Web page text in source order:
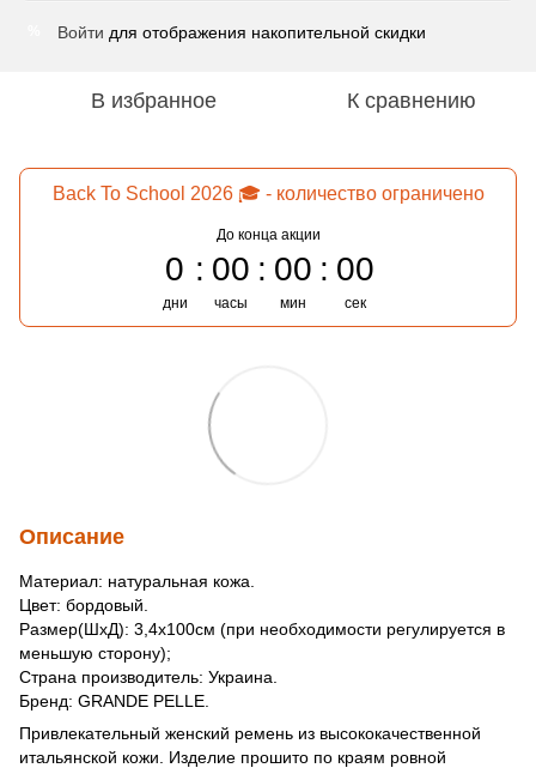
Войти для отображения накопительной скидки
В избранное К сравнению
Back To School 2026 🎓 - количество ограничено
До конца акции
0
дни
00
часы
00
мин
00
сек
Описание
Материал: натуральная кожа.
Цвет: бордовый.
Размер(ШхД): 3,4х100см (при необходимости регулируется в
меньшую сторону);
Страна производитель: Украина.
Бренд: GRANDE PELLE.
Привлекательный женский ремень из высококачественной
итальянской кожи. Изделие прошито по краям ровной